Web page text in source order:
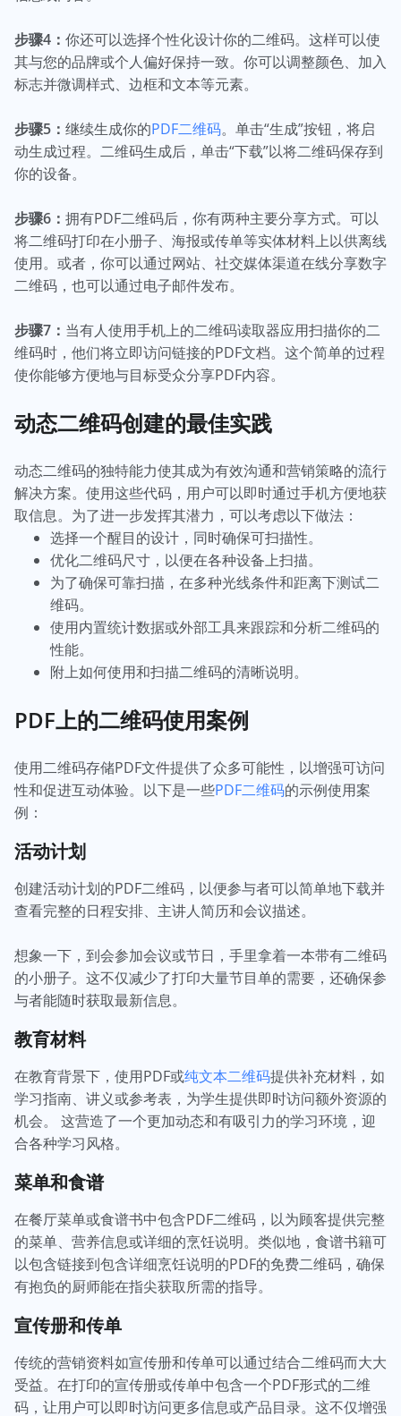
步骤4： 你还可以选择个性化设计你的二维码。这样可以使
其与您的品牌或个人偏好保持一致。你可以调整颜色、加入
标志并微调样式、边框和文本等元素。
步骤5： 继续生成你的PDF二维码。单击“生成”按钮，将启
动生成过程。二维码生成后，单击“下载”以将二维码保存到
你的设备。
步骤6： 拥有PDF二维码后，你有两种主要分享方式。可以
将二维码打印在小册子、海报或传单等实体材料上以供离线
使用。或者，你可以通过网站、社交媒体渠道在线分享数字
二维码，也可以通过电子邮件发布。
步骤7： 当有人使用手机上的二维码读取器应用扫描你的二
维码时，他们将立即访问链接的PDF文档。这个简单的过程
使你能够方便地与目标受众分享PDF内容。
动态二维码创建的最佳实践
动态二维码的独特能力使其成为有效沟通和营销策略的流行
解决方案。使用这些代码，用户可以即时通过手机方便地获
取信息。为了进一步发挥其潜力，可以考虑以下做法：
选择一个醒目的设计，同时确保可扫描性。
优化二维码尺寸，以便在各种设备上扫描。
为了确保可靠扫描，在多种光线条件和距离下测试二
维码。
使用内置统计数据或外部工具来跟踪和分析二维码的
性能。
附上如何使用和扫描二维码的清晰说明。
PDF上的二维码使用案例
使用二维码存储PDF文件提供了众多可能性，以增强可访问
性和促进互动体验。以下是一些PDF二维码的示例使用案
例：
活动计划
创建活动计划的PDF二维码，以便参与者可以简单地下载并
查看完整的日程安排、主讲人简历和会议描述。
想象一下，到会参加会议或节日，手里拿着一本带有二维码
的小册子。这不仅减少了打印大量节目单的需要，还确保参
与者能随时获取最新信息。
教育材料
在教育背景下，使用PDF或纯文本二维码提供补充材料，如
学习指南、讲义或参考表，为学生提供即时访问额外资源的
机会。 这营造了一个更加动态和有吸引力的学习环境，迎
合各种学习风格。
菜单和食谱
在餐厅菜单或食谱书中包含PDF二维码，以为顾客提供完整
的菜单、营养信息或详细的烹饪说明。类似地，食谱书籍可
以包含链接到包含详细烹饪说明的PDF的免费二维码，确保
有抱负的厨师能在指尖获取所需的指导。
宣传册和传单
传统的营销资料如宣传册和传单可以通过结合二维码而大大
受益。在打印的宣传册或传单中包含一个PDF形式的二维
码，让用户可以即时访问更多信息或产品目录。这不仅增强